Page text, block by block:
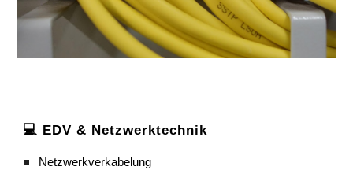
💻 EDV & Netzwerktechnik
Netzwerkverkabelung